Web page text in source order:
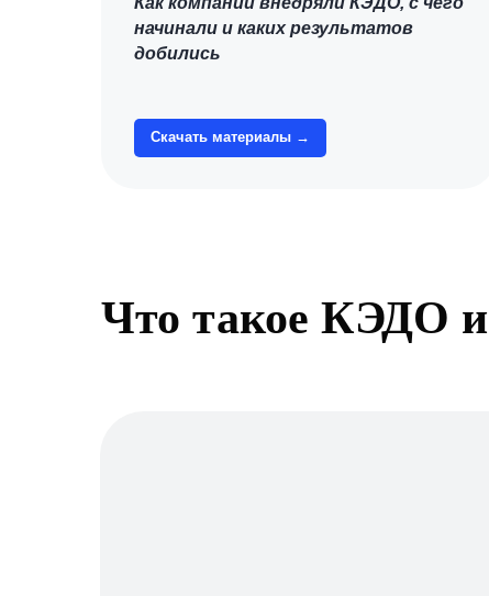
начинали и каких результатов
добились
Скачать материалы →
Что такое КЭДО и